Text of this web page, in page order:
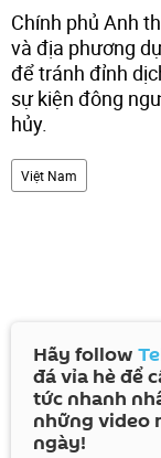
Chính phủ Anh
và địa phương
để tránh đỉnh
sự kiện đông
hủy.
Việt Nam
Hãy follow
đá vỉa hè để
tức nhanh
những video
ngày!